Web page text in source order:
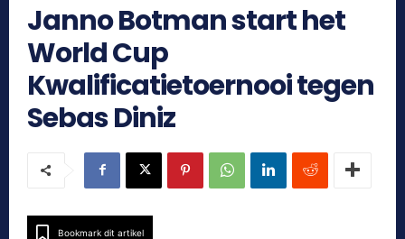
Janno Botman start het
World Cup
Kwalificatietoernooi tegen
Sebas Diniz
Bookmark dit artikel